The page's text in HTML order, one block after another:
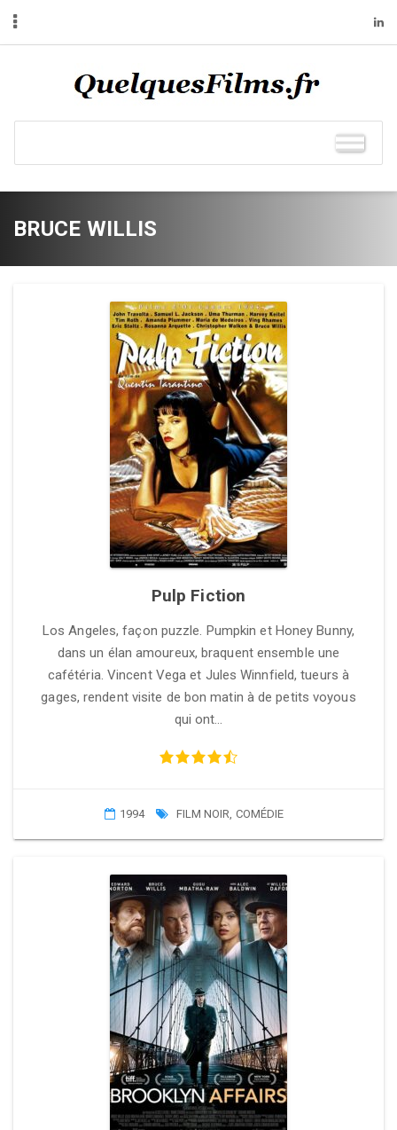
BRUCE WILLIS
Pulp Fiction
Los Angeles, façon puzzle. Pumpkin et Honey Bunny,
dans un élan amoureux, braquent ensemble une
cafétéria. Vincent Vega et Jules Winnfield, tueurs à
gages, rendent visite de bon matin à de petits voyous
qui ont…
1994 FILM NOIR, COMÉDIE